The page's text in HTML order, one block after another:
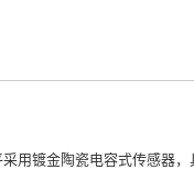
用镀金陶瓷电容式传感器，